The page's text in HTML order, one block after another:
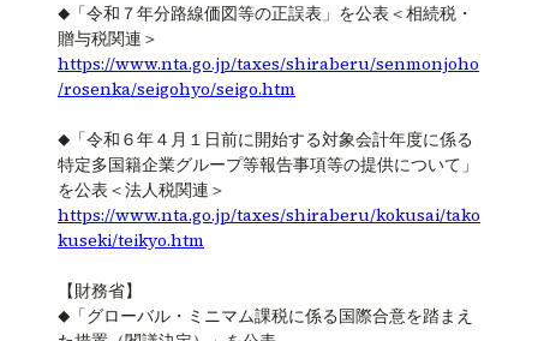
◆「令和７年分路線価図等の正誤表」を公表＜相続税・
贈与税関連＞
https://www.nta.go.jp/taxes/shiraberu/senmonjoho
/rosenka/seigohyo/seigo.htm
◆「令和６年４月１日前に開始する対象会計年度に係る
特定多国籍企業グループ等報告事項等の提供について」
を公表＜法人税関連＞
https://www.nta.go.jp/taxes/shiraberu/kokusai/tako
kuseki/teikyo.htm
【財務省】
◆「グローバル・ミニマム課税に係る国際合意を踏まえ